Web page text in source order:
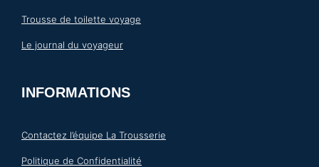
Trousse de toilette voyage
Le journal du voyageur
INFORMATIONS
Contactez l’équipe La Trousserie
Politique de Confidentialité